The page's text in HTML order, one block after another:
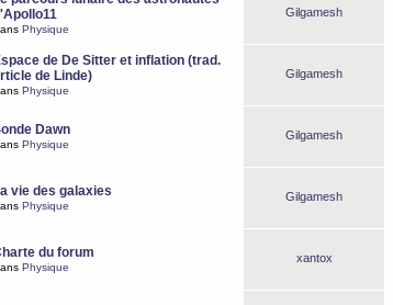
Physique
Gilgamesh
de De Sitter et inflation (trad.
de Linde)
Physique
Gilgamesh
Dawn
Physique
Gilgamesh
vie des galaxies
Physique
Gilgamesh
du forum
Physique
xantox